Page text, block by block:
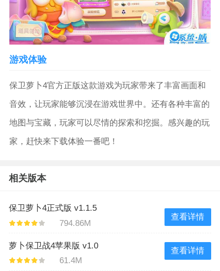
游戏体验
保卫萝卜4官方正版这款游戏为玩家带来了丰富画面和
音效，让玩家能够沉浸在游戏世界中。还有各种丰富的
地图与宝藏，玩家可以尽情的探索和挖掘。感兴趣的玩
家，赶快来下载体验一番吧！
相关版本
保卫萝卜4正式版 v1.1.5
794.86M
查看详情
萝卜保卫战4苹果版 v1.0
61.4M
查看详情